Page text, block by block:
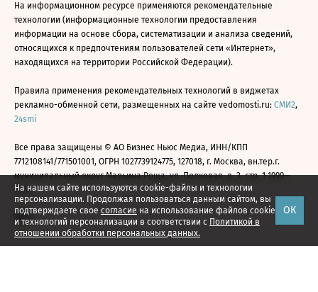
На нашем сайте используются cookie-файлы и технологии
персонализации. Продолжая пользоваться данным сайтом, вы
подтверждаете свое согласие на использование файлов cookie
и технологий персонализации в соответствии с Политикой в
отношении обработки персональных данных.
ОК
На информационном ресурсе применяются рекомендательные
технологии (информационные технологии предоставления
информации на основе сбора, систематизации и анализа сведений,
относящихся к предпочтениям пользователей сети «Интернет»,
находящихся на территории Российской Федерации).
Правила применения рекомендательных технологий в виджетах
рекламно-обменной сети, размещенных на сайте vedomosti.ru: СМИ2,
24smi
Все права защищены © АО Бизнес Ньюс Медиа, ИНН/КПП
7712108141/771501001, ОГРН 1027739124775, 127018, г. Москва, вн.тер.г.
муниципальный округ Марьина Роща, ул. Полковая, д. 3, стр. 1 1999—
2026